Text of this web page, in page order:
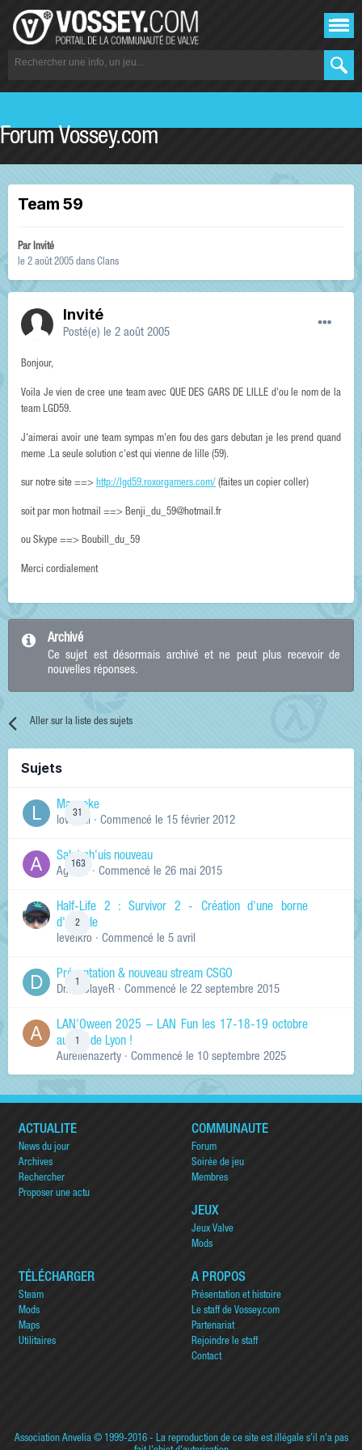
Forum Vossey.com
Team 59
Par Invité
le 2 août 2005 dans Clans
Invité
Posté(e) le 2 août 2005
Bonjour,
Voila Je vien de cree une team avec QUE DES GARS DE LILLE d'ou le nom de la
team LGD59.
J'aimerai avoir une team sympas m'en fou des gars debutan je les prend quand
meme .La seule solution c'est qui vienne de lille (59).
sur notre site ==> http://lgd59.roxorgamers.com/ (faites un copier coller)
soit par mon hotmail ==> Benji_du_59@hotmail.fr
ou Skype ==> Boubill_du_59
Merci cordialement
Archivé
Ce sujet est désormais archivé et ne peut plus recevoir de
nouvelles réponses.
Aller sur la liste des sujets
Sujets
31
Manneke
lowskill · Commencé le 15 février 2012
163
Salut ch'uis nouveau
Ag0Nie · Commencé le 26 mai 2015
2
Half-Life 2 : Survivor 2 - Création d'une borne
d'arcade
levelkro · Commencé le 5 avril
Présentation & nouveau stream CSGO
Dr.KinSlayeR · Commencé le 22 septembre 2015
LAN'Oween 2025 – LAN Fun les 17-18-19 octobre
au sud de Lyon !
Aurelienazerty · Commencé le 10 septembre 2025
ACTUALITÉ
News du jour
Archives
Rechercher
Proposer une actu
COMMUNAUTÉ
Forum
Soirée de jeu
Membres
JEUX
Jeux Valve
Mods
TÉLÉCHARGER
Steam
Mods
Maps
Utilitaires
A PROPOS
Présentation et histoire
Le staff de Vossey.com
Partenariat
Rejoindre le staff
Contact
Association Anvelia© 1999-2016 - La reproduction de ce site est illégale s'il n'a pas